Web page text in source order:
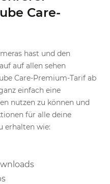
Care-
hast und den
auf allen sehen
Care-Premium-Tarif ab
einfach eine
nutzen zu können und
für alle deine
erhalten wie: